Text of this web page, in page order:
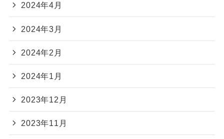
2024年4月
2024年3月
2024年2月
2024年1月
2023年12月
2023年11月